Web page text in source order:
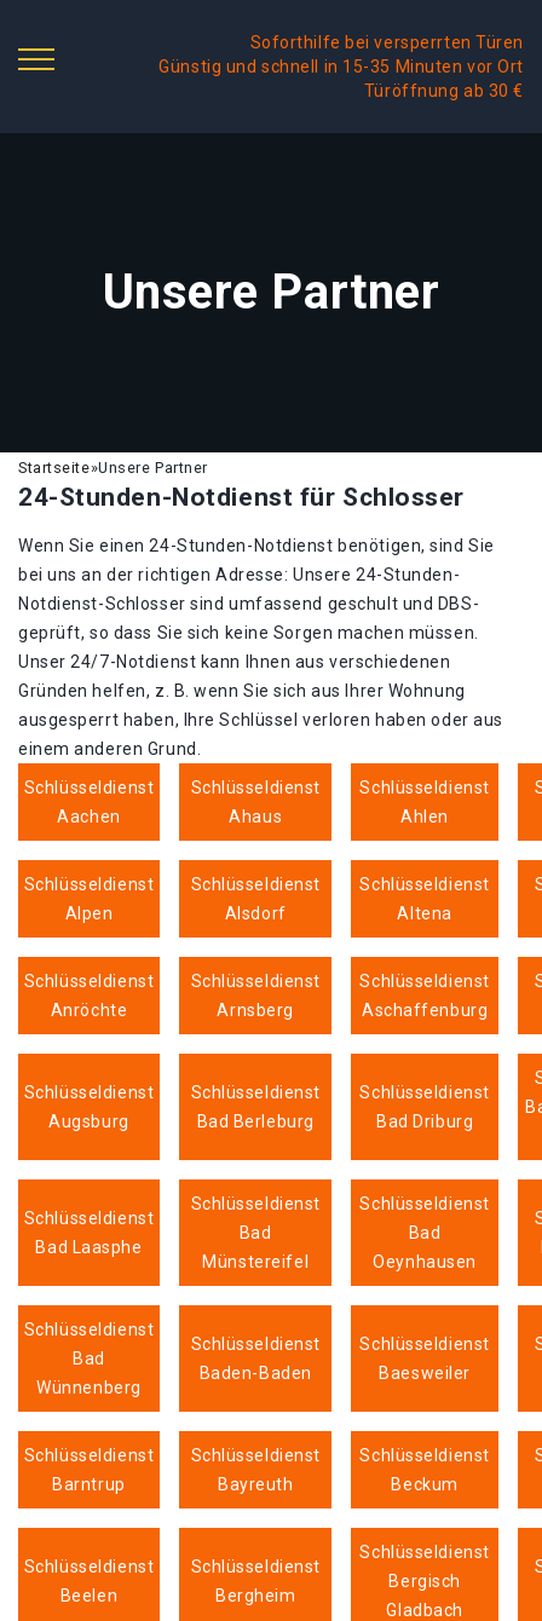
Soforthilfe bei versperrten Türen
Günstig und schnell in 15-35 Minuten vor Ort
Türöffnung ab 30 €
Unsere Partner
Startseite»Unsere Partner
24-Stunden-Notdienst für Schlosser
Wenn Sie einen 24-Stunden-Notdienst benötigen, sind Sie
bei uns an der richtigen Adresse: Unsere 24-Stunden-
Notdienst-Schlosser sind umfassend geschult und DBS-
geprüft, so dass Sie sich keine Sorgen machen müssen.
Unser 24/7-Notdienst kann Ihnen aus verschiedenen
Gründen helfen, z. B. wenn Sie sich aus Ihrer Wohnung
ausgesperrt haben, Ihre Schlüssel verloren haben oder aus
einem anderen Grund.
Schlüsseldienst
Aachen
Schlüsseldienst
Ahaus
Schlüsseldienst
Ahlen
Schlüsseldienst
Alpen
Schlüsseldienst
Alsdorf
Schlüsseldienst
Altena
Schlüsseldienst
Anröchte
Schlüsseldienst
Arnsberg
Schlüsseldienst
Aschaffenburg
Schlüsseldienst
Augsburg
Schlüsseldienst
Bad Berleburg
Schlüsseldienst
Bad Driburg
Schlüsseldienst
Bad Laasphe
Schlüsseldienst
Bad
Münstereifel
Schlüsseldienst
Bad
Oeynhausen
Schlüsseldienst
Bad
Wünnenberg
Schlüsseldienst
Baden-Baden
Schlüsseldienst
Baesweiler
Schlüsseldienst
Barntrup
Schlüsseldienst
Bayreuth
Schlüsseldienst
Beckum
Schlüsseldienst
Beelen
Schlüsseldienst
Bergheim
Schlüsseldienst
Bergisch
Gladbach